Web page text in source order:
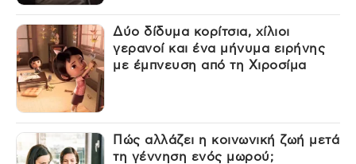
Δύο δίδυμα κορίτσια, χίλιοι
γερανοί και ένα μήνυμα ειρήνης
με έμπνευση από τη Χιροσίμα
Πώς αλλάζει η κοινωνική ζωή μετά
τη γέννηση ενός μωρού;